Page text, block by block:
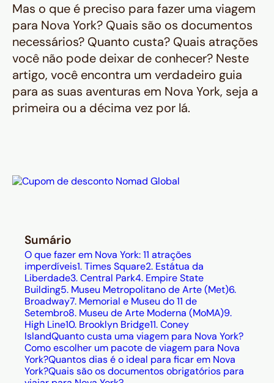
Mas o que é preciso para fazer uma viagem
para Nova York? Quais são os documentos
necessários? Quanto custa? Quais atrações
você não pode deixar de conhecer? Neste
artigo, você encontra um verdadeiro guia
para as suas aventuras em Nova York, seja a
primeira ou a décima vez por lá.
Sumário
O que fazer em Nova York: 11 atrações
imperdíveis1. Times Square2. Estátua da
Liberdade3. Central Park4. Empire State
Building5. Museu Metropolitano de Arte (Met)6.
Broadway7. Memorial e Museu do 11 de
Setembro8. Museu de Arte Moderna (MoMA)9.
High Line10. Brooklyn Bridge11. Coney
IslandQuanto custa uma viagem para Nova York?
Como escolher um pacote de viagem para Nova
York?Quantos dias é o ideal para ficar em Nova
York?Quais são os documentos obrigatórios para